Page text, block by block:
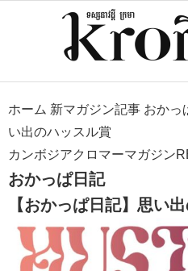
ホーム 新マガジン記事 おかっ
い出のハッスル賞
カンボジアクロマーマガジン
おかっぱ日記
【おかっぱ日記】思い